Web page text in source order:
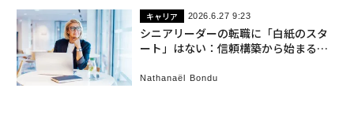
キャリア 2026.6.27 9:23
シニアリーダーの転職に「白紙のスタ
ート」はない：信頼構築から始まる新
Nathanaël Bondu